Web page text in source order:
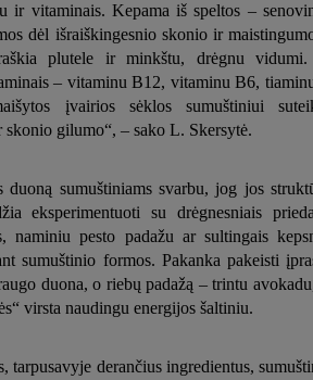
ir vitaminais. Kepama iš speltos –
dėl išraiškingesnio skonio ir
plutele ir minkštu, drėgnu
– vitaminu B12, vitaminu B6,
įvairios sėklos sumuštiniui
skonio gilumo“, – sako L. Skersytė.
duoną sumuštiniams svarbu, jog jos
eksperimentuoti su drėgnesniais
naminiu pesto padažu ar sultingais
sumuštinio formos. Pakanka pakeisti
duona, o riebų padažą – trintu
virsta naudingu energijos šaltiniu.
tarpusavyje derančius ingredientus,